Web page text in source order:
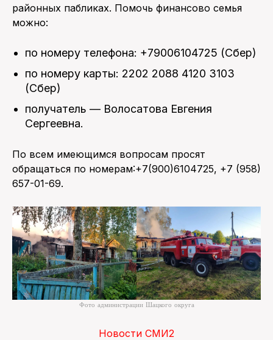
районных пабликах. Помочь финансово семья
можно:
по номеру телефона: +79006104725 (Сбер)
по номеру карты: 2202 2088 4120 3103
(Сбер)
получатель — Волосатова Евгения
Сергеевна.
По всем имеющимся вопросам просят
обращаться по номерам:+7(900)6104725, +7 (958)
657-01-69.
Фото администрации Шацкого округа
Новости СМИ2